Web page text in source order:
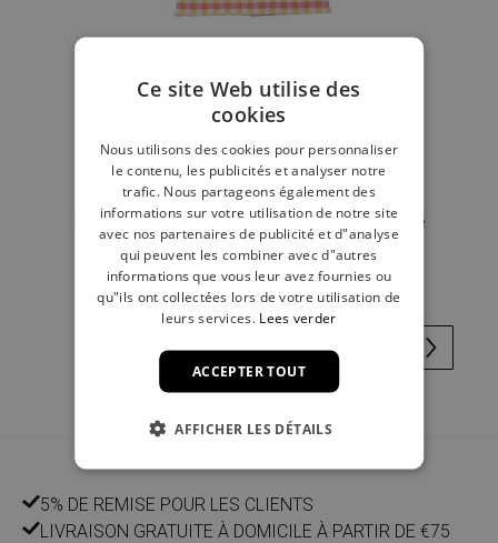
Robe de poupée vichy carreaux rose
€ 4,00
5% DE REMISE POUR LES CLIENTS
LIVRAISON GRATUITE À DOMICILE À PARTIR DE €75
Ce site Web utilise des
cookies
Nous utilisons des cookies pour personnaliser
le contenu, les publicités et analyser notre
trafic. Nous partageons également des
informations sur votre utilisation de notre site
avec nos partenaires de publicité et d"analyse
qui peuvent les combiner avec d"autres
informations que vous leur avez fournies ou
qu"ils ont collectées lors de votre utilisation de
leurs services. Lees verder
ACCEPTER TOUT
AFFICHER LES DÉTAILS